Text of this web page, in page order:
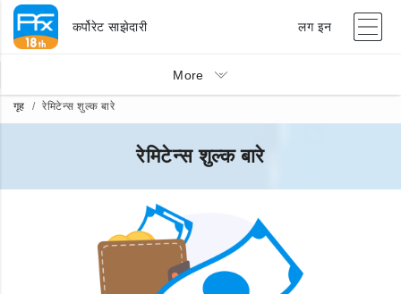
कर्पोरेट साझेदारी लग इन
More
गृह रेमिटेन्स शुल्क बारे
रेमिटेन्स शुल्क बारे